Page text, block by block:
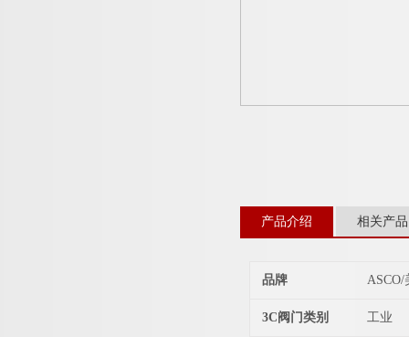
产品介绍 相关产品
品牌 ASCO/
3C阀门类别 工业